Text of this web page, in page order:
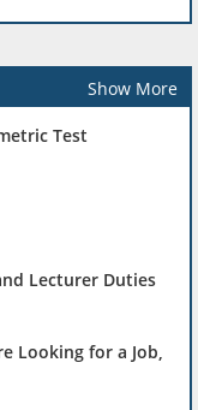
Show More
Test
Lecturer Duties
Looking for a Job,